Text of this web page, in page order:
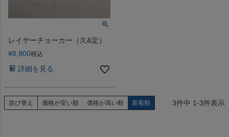
レイヤーチョーカー（久&定）
¥8,800税込
詳細を見る
並び替え 価格が安い順 価格が高い順 新着順 3件中 1-3件表示